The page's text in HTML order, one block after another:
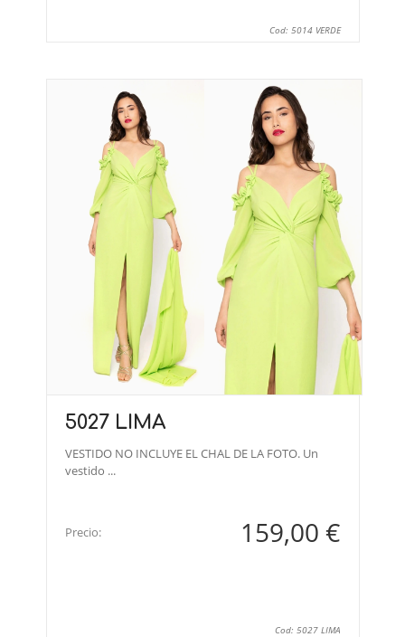
Cod: 5014 VERDE
5027 LIMA
VESTIDO NO INCLUYE EL CHAL DE LA FOTO. Un
vestido ...
Precio: 159,00 €
Cod: 5027 LIMA